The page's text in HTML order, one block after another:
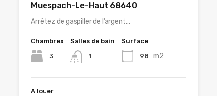
Muespach-Le-Haut 68640
Arrêtez de gaspiller de l’argent…
Chambres
3
Salles de bain
1
Surface
98 m2
A louer